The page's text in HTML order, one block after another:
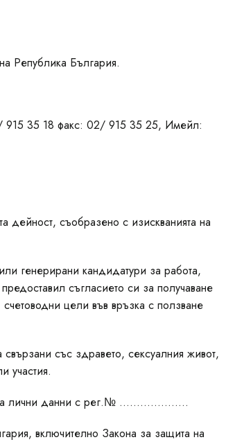
Република България.
915 35 18 факс: 02/ 915 35 25, Имейл:
дейност, съобразено с изискванията на
генерирани кандидатури за работа,
съгласието си за получаване
цели във връзка с ползване
със здравето, сексуалния живот,
участия.
на лични данни с рег.№ ………………..
включително Закона за защита на